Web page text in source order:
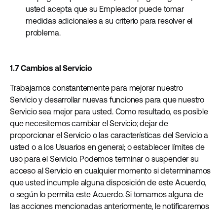
usted acepta que su Empleador puede tomar
medidas adicionales a su criterio para resolver el
problema.
1.7 Cambios al Servicio
Trabajamos constantemente para mejorar nuestro
Servicio y desarrollar nuevas funciones para que nuestro
Servicio sea mejor para usted. Como resultado, es posible
que necesitemos cambiar el Servicio; dejar de
proporcionar el Servicio o las características del Servicio a
usted o a los Usuarios en general; o establecer límites de
uso para el Servicio. Podemos terminar o suspender su
acceso al Servicio en cualquier momento si determinamos
que usted incumple alguna disposición de este Acuerdo,
o según lo permita este Acuerdo. Si tomamos alguna de
las acciones mencionadas anteriormente, le notificaremos